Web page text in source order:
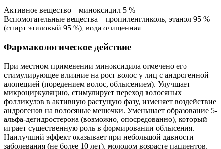
Активное вещество – миноксидил 5 %
Вспомогательные вещества – пропиленгликоль, этанол 95 %
(спирт этиловый 95 %), вода очищенная
Фармакологическое действие
При местном применении миноксидила отмечено его
стимулирующее влияние на рост волос у лиц с андрогенной
алопецией (поредением волос, облысением). Улучшает
микроциркуляцию, стимулирует переход волосяных
фолликулов в активную растущую фазу, изменяет воздействие
андрогенов на волосяные мешочки. Уменьшает образование 5-
альфа-дегидростерона (возможно, опосредованно), который
играет существенную роль в формировании облысения.
Наилучший эффект оказывает при небольшой давности
заболевания (не более 10 лет), молодом возрасте пациентов,